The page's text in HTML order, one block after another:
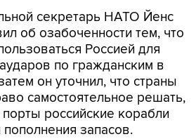
секретарь НАТО Йенс
об озабоченности тем, что
Россией для
по гражданским в
он уточнил, что страны
самостоятельное решать,
порты российские корабли
запасов.